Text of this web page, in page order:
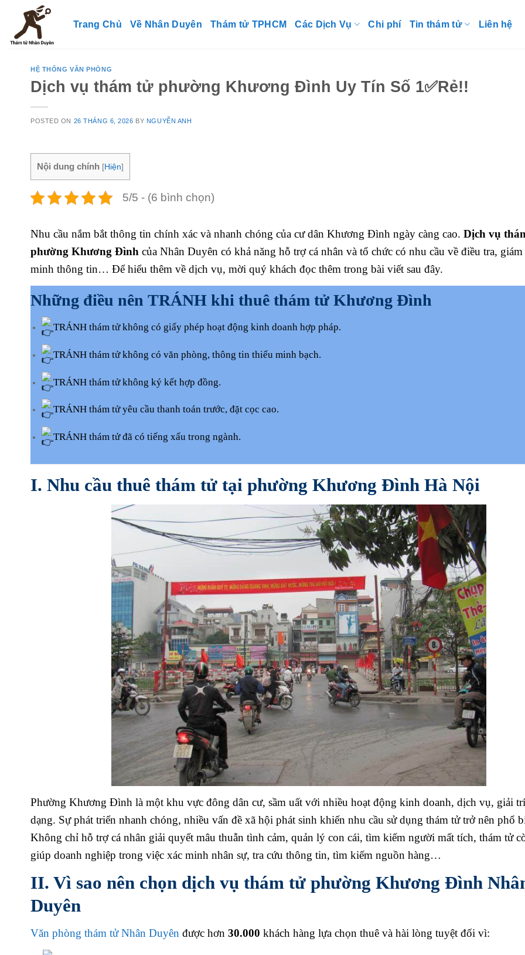
content
Trang Chủ Về Nhân Duyên Thám tử TPHCM Các Dịch Vụ Chi phí Tin thám tử Liên hệ
HỆ THỐNG VĂN PHÒNG
Dịch vụ thám tử phường Khương Đình Uy Tín Số 1✅Rẻ!!
POSTED ON 26 THÁNG 6, 2026 BY NGUYỄN ANH
Nội dung chính [Hiện]
5/5 - (6 bình chọn)
Nhu cầu nắm bắt thông tin chính xác và nhanh chóng của cư dân Khương Đình ngày càng cao. Dịch vụ
phường Khương Đình của Nhân Duyên có khả năng hỗ trợ cá nhân và tổ chức có nhu cầu về điều tra, giám
minh thông tin… Để hiểu thêm về dịch vụ, mời quý khách đọc thêm trong bài viết sau đây.
Những điều nên TRÁNH khi thuê thám tử Khương Đình
TRÁNH thám tử không có giấy phép hoạt động kinh doanh hợp pháp.
TRÁNH thám tử không có văn phòng, thông tin thiếu minh bạch.
TRÁNH thám tử không ký kết hợp đồng.
TRÁNH thám tử yêu cầu thanh toán trước, đặt cọc cao.
TRÁNH thám tử đã có tiếng xấu trong ngành.
I. Nhu cầu thuê thám tử tại phường Khương Đình Hà Nội
Phường Khương Đình là một khu vực đông dân cư, sầm uất với nhiều hoạt động kinh doanh, dịch vụ, giải
dạng. Sự phát triển nhanh chóng, nhiều vấn đề xã hội phát sinh khiến nhu cầu sử dụng thám tử trở nên phổ
Không chỉ hỗ trợ cá nhân giải quyết mâu thuẫn tình cảm, quản lý con cái, tìm kiếm người mất tích, thám tử
giúp doanh nghiệp trong việc xác minh nhân sự, tra cứu thông tin, tìm kiếm nguồn hàng…
II. Vì sao nên chọn dịch vụ thám tử phường Khương Đình
Duyên
Văn phòng thám tử Nhân Duyên được hơn 30.000 khách hàng lựa chọn thuê và hài lòng tuyệt đối vì: